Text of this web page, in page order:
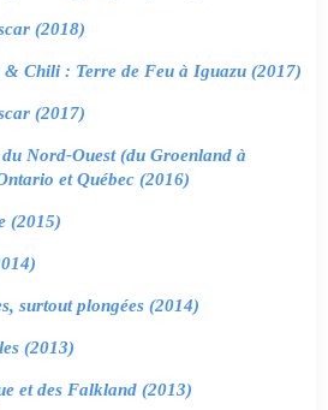
(2018)
Chili : Terre de Feu à Iguazu (2017)
(2017)
Nord-Ouest (du Groenland à
et Québec (2016)
(2015)
surtout plongées (2014)
(2013)
et des Falkland (2013)